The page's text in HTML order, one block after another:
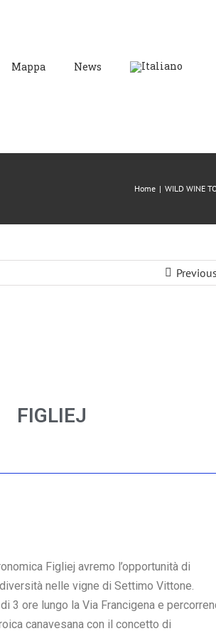
Mappa News
Home | WILD WINE
Previous
FIGLIEJ
Figliej avremo l’opportunità di
nelle vigne di Settimo Vittone.
3 ore lungo la Via Francigena e
canavesana con il concetto di